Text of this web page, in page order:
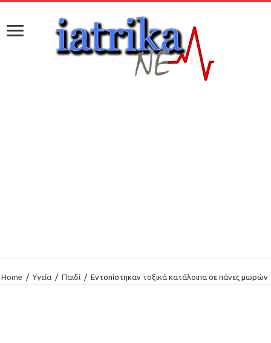
Home / Υγεία / Παιδί / Εντοπίστηκαν τοξικά κατάλοιπα σε πάνες μωρών